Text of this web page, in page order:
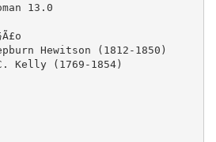
13.0
Hewitson (1812-1850)
Kelly (1769-1854)